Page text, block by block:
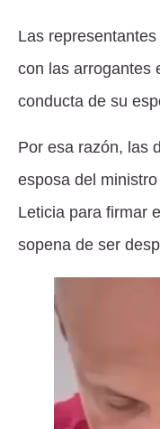
Las
con las arrogantes
conducta de su
Por esa razón, las
esposa del
Leticia para firmar
sopena de ser